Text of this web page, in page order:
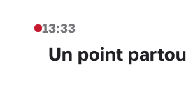
13:33
Un point